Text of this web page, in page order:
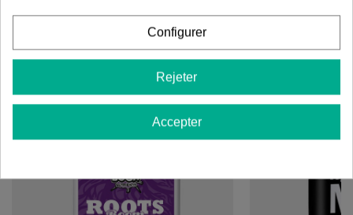
Vous aimerez aussi
Configurer
Rejeter
Accepter